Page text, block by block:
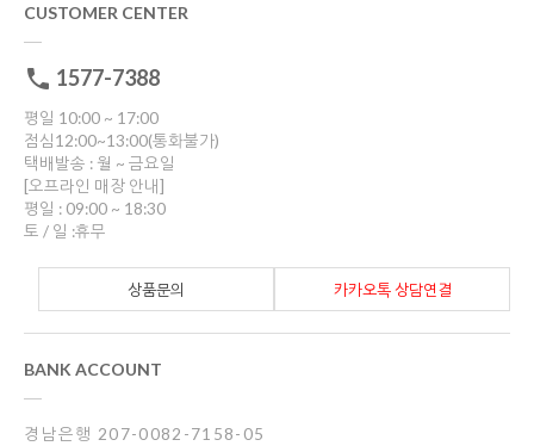
CUSTOMER CENTER
1577-7388
평일 10:00 ~ 17:00
점심12:00~13:00(통화불가)
택배발송 : 월 ~ 금요일
[오프라인 매장 안내]
평일 : 09:00 ~ 18:30
토 / 일 :휴무
카카오톡 상담연결
상품문의
BANK ACCOUNT
경남은행 207-0082-7158-05